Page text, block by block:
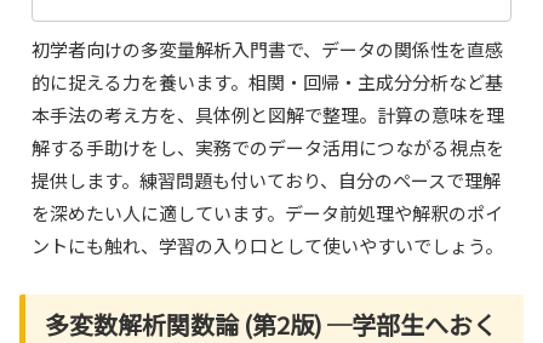
初学者向けの多変量解析入門書で、データの関係性を直感
的に捉える力を養います。相関・回帰・主成分分析など基
本手法の考え方を、具体例と図解で整理。計算の意味を理
解する手助けをし、実務でのデータ活用につながる視点を
提供します。練習問題も付いており、自分のペースで理解
を深めたい人に適しています。データ前処理や解釈のポイ
ントにも触れ、学習の入り口として使いやすいでしょう。
多変数解析関数論 (第2版) ─学部生へおく